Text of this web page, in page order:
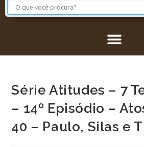
Série Atitudes – 7
– 14º Episódio –
40 – Paulo, Silas e